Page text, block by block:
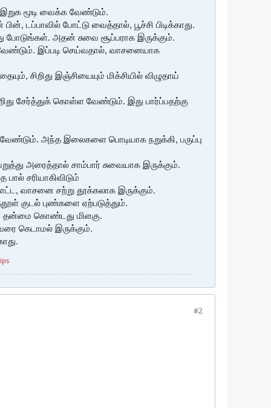
இறுக மூடி வைக்க வேண்டும்.
டப்பாவில் போட்டு வைத்தால், பூச்சி பிடிக்காது.
போடுங்கள். அதன் சுவை சூப்பராக இருக்கும்.
இப்படி செய்வதால், வாசனையாக
சிறிது இஞ்சியையும் மிக்சியில் விழுதாய்
சேர்த்துக் கொள்ள வேண்டும். இது பார்ப்பதற்கு
அந்த இலைகளை பொடியாக நறுக்கி, பருப்பு
அரைத்தால் சாம்பார் சுவையாக இருக்கும்.
சரியாகிவிடும்
வாசனை சற்று தூக்கலாக இருக்கும்.
குடல் புண்களை ஏற்படுத்தும்.
தன்மை கொண்டது மிளகு.
கெடாமல் இருக்கும்.
#2